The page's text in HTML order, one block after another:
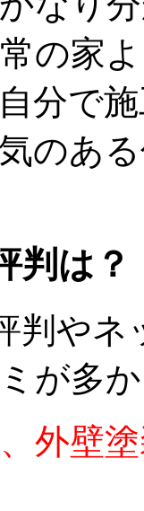
の家
分で
のあ
判は？
判や
が多
外壁